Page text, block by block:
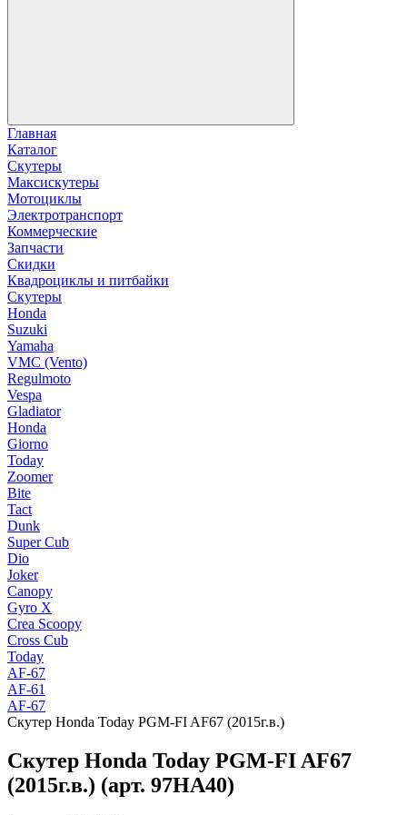
Главная
Каталог
Скутеры
Максискутеры
Мотоциклы
Электротранспорт
Коммерческие
Запчасти
Скидки
Квадроциклы и питбайки
Скутеры
Honda
Suzuki
Yamaha
VMC (Vento)
Regulmoto
Vespa
Gladiator
Honda
Giorno
Today
Zoomer
Bite
Tact
Dunk
Super Cub
Dio
Joker
Canopy
Gyro X
Crea Scoopy
Cross Cub
Today
AF-67
AF-61
AF-67
Скутер Honda Today PGM-FI AF67 (2015г.в.)
Скутер Honda Today PGM-FI AF67
(2015г.в.) (арт. 97HA40)